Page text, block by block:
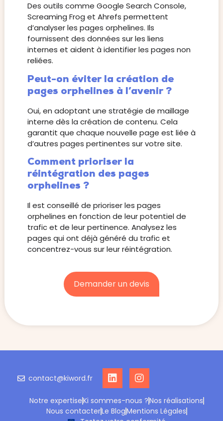
Des outils comme Google Search Console,
Screaming Frog et Ahrefs permettent
d’analyser les pages orphelines. Ils
fournissent des données sur les liens
internes et aident à identifier les pages non
reliées.
Peut-on éviter la création de
pages orphelines à l’avenir ?
Oui, en adoptant une stratégie de maillage
interne dès la création de contenu. Cela
garantit que chaque nouvelle page est liée à
d’autres pages pertinentes sur votre site.
Comment prioriser la
réintégration des pages
orphelines ?
Il est conseillé de prioriser les pages
orphelines en fonction de leur potentiel de
trafic et de leur pertinence. Analysez les
pages qui ont déjà généré du trafic et
concentrez-vous sur leur réintégration.
Demander un devis
contact@kiword.fr
Notre expertiseKi sommes-nous ?Nos réalisations
Nous contacterLe BlogMentions Légales